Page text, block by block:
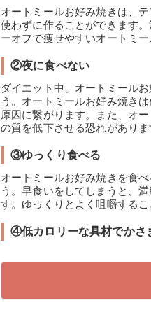
オートミールお好み焼きは、
使わずに作ることができます
ーオフで痩せやすいオートミ
②夜に食べない
ダイエット中、オートミール
う。オートミールお好み焼き
原因に繋がります。また、オ
の質を低下させる恐れがあり
③ゆっくり食べる
オートミールお好み焼きを食
う。早食いをしてしまうと、
す。ゆっくりとよく咀嚼する
④低カロリーな具材でかさ